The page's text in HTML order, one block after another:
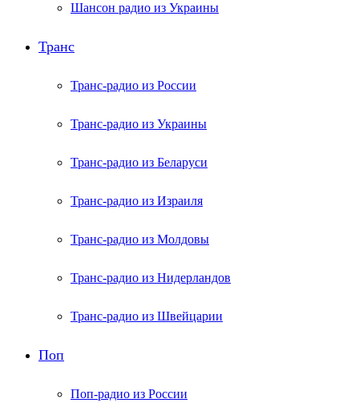
Шансон радио из Украины
Транс
Транс-радио из России
Транс-радио из Украины
Транс-радио из Беларуси
Транс-радио из Израиля
Транс-радио из Молдовы
Транс-радио из Нидерландов
Транс-радио из Швейцарии
Поп
Поп-радио из России